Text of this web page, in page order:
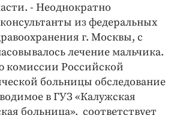
года
- Неоднократно
из федеральных
г. Москвы, с
лечение мальчика.
комиссии Российской
больницы обследование
в ГУЗ «Калужская
больница», соответствует